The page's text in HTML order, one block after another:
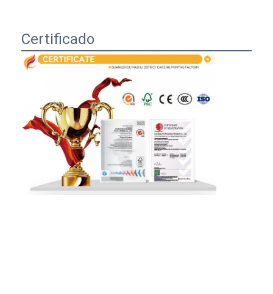
Certificado